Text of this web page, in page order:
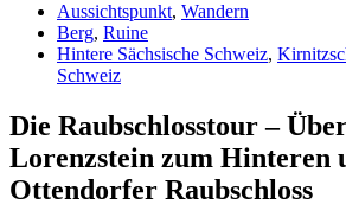
Aussichtspunkt, Wandern
Berg, Ruine
Hintere Sächsische Schweiz,
Schweiz
Die Raubschlosstour –
Lorenzstein zum Hinteren
Ottendorfer Raubschloss